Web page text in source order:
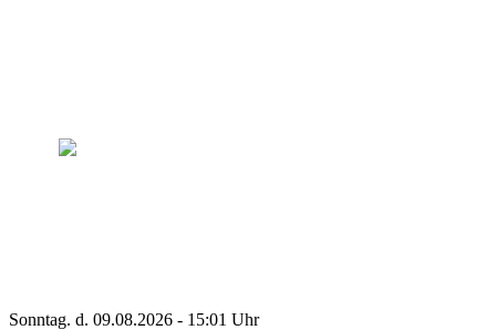
Sonntag. d. 09.08.2026 - 15:01 Uhr